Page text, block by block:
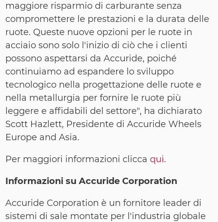
maggiore risparmio di carburante senza
compromettere le prestazioni e la durata delle
ruote. Queste nuove opzioni per le ruote in
acciaio sono solo l'inizio di ciò che i clienti
possono aspettarsi da Accuride, poiché
continuiamo ad espandere lo sviluppo
tecnologico nella progettazione delle ruote e
nella metallurgia per fornire le ruote più
leggere e affidabili del settore", ha dichiarato
Scott Hazlett, Presidente di Accuride Wheels
Europe and Asia.
Per maggiori informazioni cliccaqui.
Informazioni su Accuride Corporation
Accuride Corporation è un fornitore leader di
sistemi di sale montate per l'industria globale